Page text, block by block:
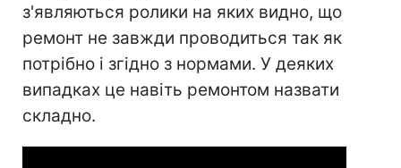
з'являються ролики на яких видно, що
ремонт не завжди проводиться так як
потрібно і згідно з нормами. У деяких
випадках це навіть ремонтом назвати
складно.